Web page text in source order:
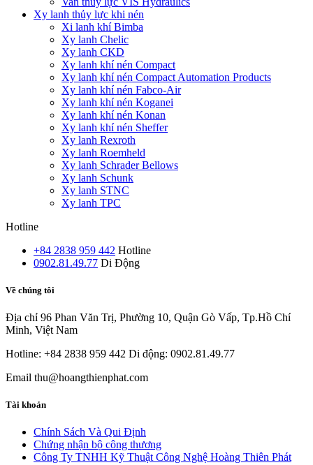
Xy lanh thủy lực khi nén
Xi lanh khí Bimba
Xy lanh Chelic
Xy lanh CKD
Xy lanh khí nén Compact
Xy lanh khí nén Compact Automation Products
Xy lanh khí nén Fabco-Air
Xy lanh khí nén Koganei
Xy lanh khí nén Konan
Xy lanh khí nén Sheffer
Xy lanh Rexroth
Xy lanh Roemheld
Xy lanh Schrader Bellows
Xy lanh Schunk
Xy lanh STNC
Xy lanh TPC
Hotline
+84 2838 959 442 Hotline
0902.81.49.77 Di Động
Về chúng tôi
Địa chỉ 96 Phan Văn Trị, Phường 10, Quận Gò Vấp, Tp.Hồ Chí
Minh, Việt Nam
Hotline: +84 2838 959 442 Di động: 0902.81.49.77
Email thu@hoangthienphat.com
Tài khoản
Chính Sách Và Qui Định
Chứng nhận bộ công thương
Công Ty TNHH Kỹ Thuật Công Nghệ Hoàng Thiên Phát